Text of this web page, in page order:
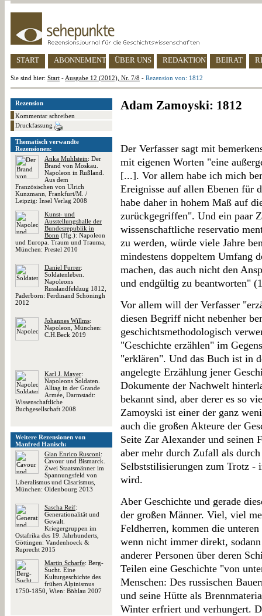
START ABONNEMENT ÜBER UNS REDAKTION BEIRAT
Sie sind hier: Start - Ausgabe 12 (2012), Nr. 7/8 - Rezension von: 1812
Rezension
Kommentar schreiben
Druckfassung
Thematisch verwandte
Rezensionen:
Anka Muhlstein: Der
Brand von Moskau.
Napoleon in Rußland.
Aus dem
Französischen von Ulrich
Kunzmann, Frankfurt/M. /
Leipzig: Insel Verlag 2008
Kunst- und
Ausstellungshalle der
Bundesrepublik in
Bonn (Hg.): Napoleon
und Europa. Traum und Trauma,
München: Prestel 2010
Daniel Furrer:
Soldatenleben.
Napoleons
Russlandfeldzug 1812,
Paderborn: Ferdinand Schöningh
2012
Johannes Willms:
Napoleon, München:
C.H.Beck 2019
Karl J. Mayer:
Napoleons Soldaten.
Alltag in der Grande
Armée, Darmstadt:
Wissenschaftliche
Buchgesellschaft 2008
Weitere Rezensionen von
Manfred Hanisch:
Gian Enrico Rusconi:
Cavour und Bismarck.
Zwei Staatsmänner im
Spannungsfeld von
Liberalismus und Cäsarismus,
München: Oldenbourg 2013
Sascha Reif:
Generationalität und
Gewalt.
Kriegergruppen im
Ostafrika des 19. Jahrhunderts,
Göttingen: Vandenhoeck &
Ruprecht 2015
Martin Scharfe: Berg-
Sucht. Eine
Kulturgeschichte des
frühen Alpinismus
1750-1850, Wien: Böhlau 2007
Adam Zamoyski: 1812
Der Verfasser sagt mit
mit eigenen Worten "eine
[...]. Vor allem habe ich mich
Ereignisse auf allen Ebenen für
habe daher in hohem Maß auf
zurückgegriffen". Und ein paar
wissenschaftliche reservatio
zu werden, würde viele Jahre
mindestens doppeltem Umfang
machen, das auch nicht den
und endgültig zu beantworten"
Vor allem will der Verfasser
diesen Begriff nicht nebenher
geschichtsmethodologisch
"Geschichte erzählen" im
"erklären". Und das Buch ist in
angelegte Erzählung jener
Dokumente der Nachwelt
bekannt sind, aber derer es so
Zamoyski ist einer der ganz
auch die großen Akteure der
Seite Zar Alexander und seinen
aber mehr durch Zufall als
Selbststilisierungen zum Trotz -
wird.
Aber Geschichte und gerade
der großen Männer. Viel, viel
Feldherren, kommen die
wenn nicht immer direkt,
anderer Personen über deren
Teilen eine Geschichte "von
Menschen: Des russischen
und seine Hütte als
Winter erfriert und verhungert.